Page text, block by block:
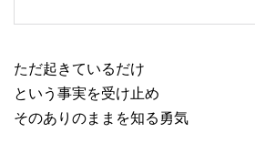
ただ起きているだけ
という事実を受け止め
そのありのままを知る勇気